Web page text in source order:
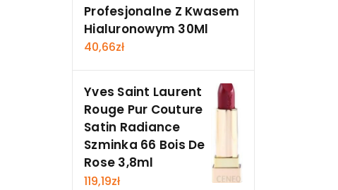
Profesjonalne Z Kwasem
Hialuronowym 30Ml
40,66zł
Yves Saint Laurent
Rouge Pur Couture
Satin Radiance
Szminka 66 Bois De
Rose 3,8ml
119,19zł